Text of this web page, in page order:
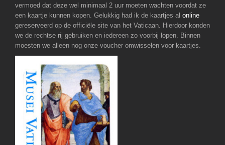
vermoed dat deze wel minimaal 2 uur moeten wachten voordat ze
een kaartje kunnen kopen. Gelukkig had ik de kaartjes al online
gereserveerd op de officiële site van het Vaticaan. Hierdoor konden
we de rechtse rij gebruiken en iedereen zo voorbij lopen. Binnen
moesten we alleen nog onze voucher omwisselen voor kaartjes.